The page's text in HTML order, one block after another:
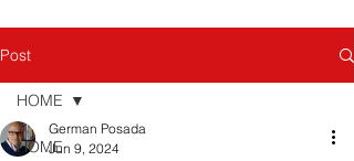
Post
HOME
HOME
German Posada
Jun 9, 2024